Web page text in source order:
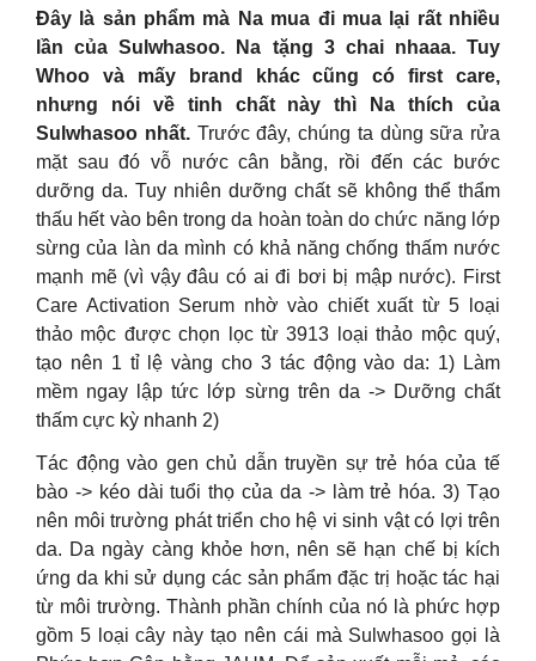
Đây là sản phẩm mà Na mua đi mua lại rất nhiều
lần của Sulwhasoo. Na tặng 3 chai nhaaa. Tuy
Whoo và mấy brand khác cũng có first care,
nhưng nói về tinh chất này thì Na thích của
Sulwhasoo nhất.Trước đây, chúng ta dùng sữa rửa
mặt sau đó vỗ nước cân bằng, rồi đến các bước
dưỡng da. Tuy nhiên dưỡng chất sẽ không thể thẩm
thấu hết vào bên trong da hoàn toàn do chức năng lớp
sừng của làn da mình có khả năng chống thấm nước
mạnh mẽ (vì vậy đâu có ai đi bơi bị mập nước). First
Care Activation Serum nhờ vào chiết xuất từ 5 loại
thảo mộc được chọn lọc từ 3913 loại thảo mộc quý,
tạo nên 1 tỉ lệ vàng cho 3 tác động vào da: 1) Làm
mềm ngay lập tức lớp sừng trên da -> Dưỡng chất
thấm cực kỳ nhanh 2)
Tác động vào gen chủ dẫn truyền sự trẻ hóa của tế
bào -> kéo dài tuổi thọ của da -> làm trẻ hóa. 3) Tạo
nên môi trường phát triển cho hệ vi sinh vật có lợi trên
da. Da ngày càng khỏe hơn, nên sẽ hạn chế bị kích
ứng da khi sử dụng các sản phẩm đặc trị hoặc tác hại
từ môi trường. Thành phần chính của nó là phức hợp
gồm 5 loại cây này tạo nên cái mà Sulwhasoo gọi là